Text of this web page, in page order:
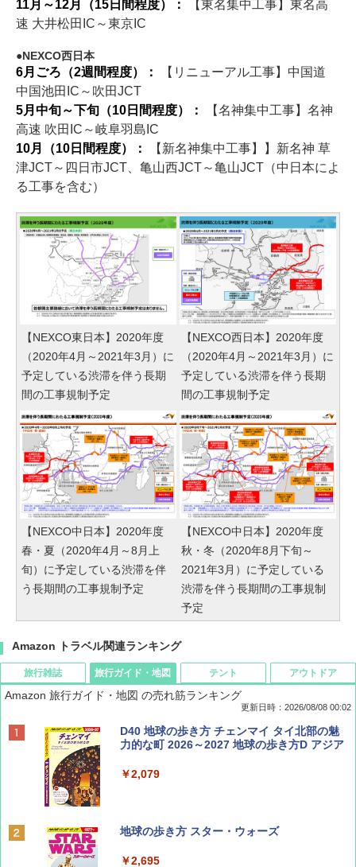
11月～12月（15日間程度）：
【東名集中工事】東名高
速 大井松田IC～東京IC
NEXCO西日本
6月ごろ（2週間程度）：
【リニューアル工事】中国道
中国池田IC～吹田JCT
5月中旬～下旬（10日間程度）：
【名神集中工事】名神
高速 吹田IC～岐阜羽島IC
10月（10日間程度）：
【新名神集中工事】】新名神 草
津JCT～四日市JCT、亀山西JCT～亀山JCT（中日本によ
る工事を含む）
【NEXCO東日本】2020年度
（2020年4月～2021年3月）に
予定している渋滞を伴う長期
間の工事規制予定
【NEXCO西日本】2020年度
（2020年4月～2021年3月）に
予定している渋滞を伴う長期
間の工事規制予定
【NEXCO中日本】2020年度
春・夏（2020年4月～8月上
旬）に予定している渋滞を伴
う長期間の工事規制予定
【NEXCO中日本】2020年度
秋・冬（2020年8月下旬～
2021年3月）に予定している
渋滞を伴う長期間の工事規制
予定
Amazon トラベル関連ランキング
旅行雑誌
BE-PAL(ビ-パル) 2026年 9 月号【特別付録:
SOTO ミニマル"旅"財布 ランダム2種】
￥1,500
ディズニーファン ２０２６年 ９月号 [雑
旅行ガイド・地図
Amazon 旅行ガイド・地図 の売れ筋ランキング
更新日時：2026/08/08 00:02
D40 地球の歩き方 チェンマイ タイ北部の魅
力的な町 2026～2027 地球の歩き方D アジア
￥2,079
地球の歩き方 スター・ウォーズ
￥2,695
テント アウトドア